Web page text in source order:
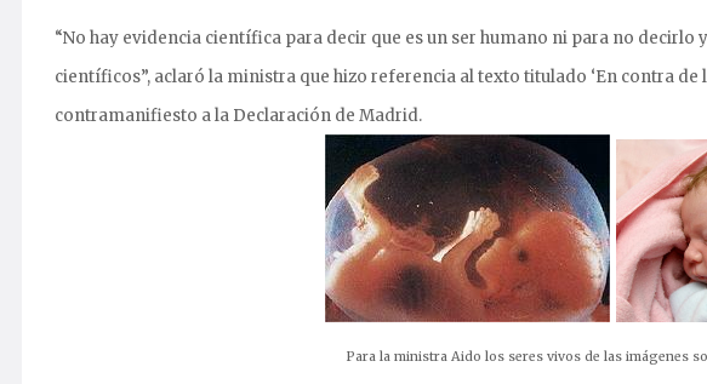
“No hay evidencia científica para decir que es un ser humano ni para no
científicos”, aclaró la ministra que hizo referencia al texto titulado ‘En contra
contramanifiesto a la Declaración de Madrid.
Para la ministra Aido los seres vivos de las imágenes